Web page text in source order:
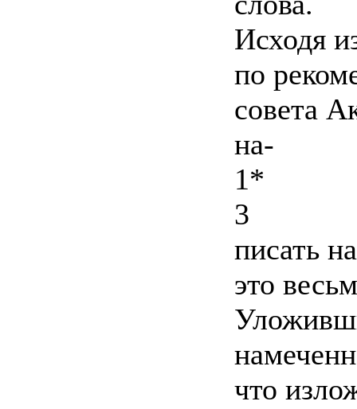
Исходя
по
совета
на-
1*
3
писать
это
что